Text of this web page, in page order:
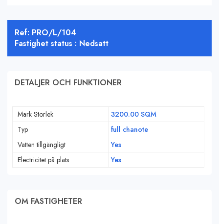
Ref: PRO/L/104
Fastighet status : Nedsatt
DETALJER OCH FUNKTIONER
Mark Storlek
3200.00 SQM
Typ
full chanote
Vatten tillgängligt
Yes
Electricitet på plats
Yes
OM FASTIGHETER